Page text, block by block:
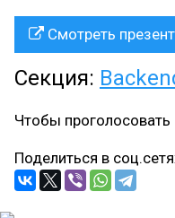
Смотреть
Секция:
Чтобы проголосовать
Поделиться в